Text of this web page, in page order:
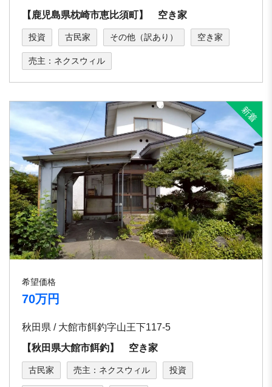
【鹿児島県枕崎市恵比須町】 空き家
投資 古民家 その他（訳あり） 空き家
売主：ネクスウィル
希望価格
70万円
秋田県 / 大館市餌釣字山王下117-5
【秋田県大館市餌釣】 空き家
古民家 売主：ネクスウィル 投資